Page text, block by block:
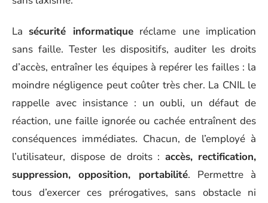
La sécurité informatiqueréclame une implication
sans faille. Tester les dispositifs, auditer les droits
d’accès, entraîner les équipes à repérer les failles : la
moindre négligence peut coûter très cher. La CNIL le
rappelle avec insistance : un oubli, un défaut de
réaction, une faille ignorée ou cachée entraînent des
conséquences immédiates. Chacun, de l’employé à
l’utilisateur, dispose de droits : accès, rectification,
suppression, opposition, portabilité. Permettre à
tous d’exercer ces prérogatives, sans obstacle ni